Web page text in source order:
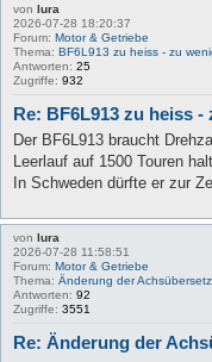
von lura
2026-07-28 18:20:37
Forum: Motor & Getriebe
Thema: BF6L913 zu heiss - zu
Antworten: 25
Zugriffe: 932
Re: BF6L913 zu heiss
Der BF6L913 braucht
Leerlauf auf 1500 Touren
In Schweden dürfte er zur
von lura
2026-07-28 11:58:51
Forum: Motor & Getriebe
Thema: Änderung der
Antworten: 92
Zugriffe: 3551
Re: Änderung der